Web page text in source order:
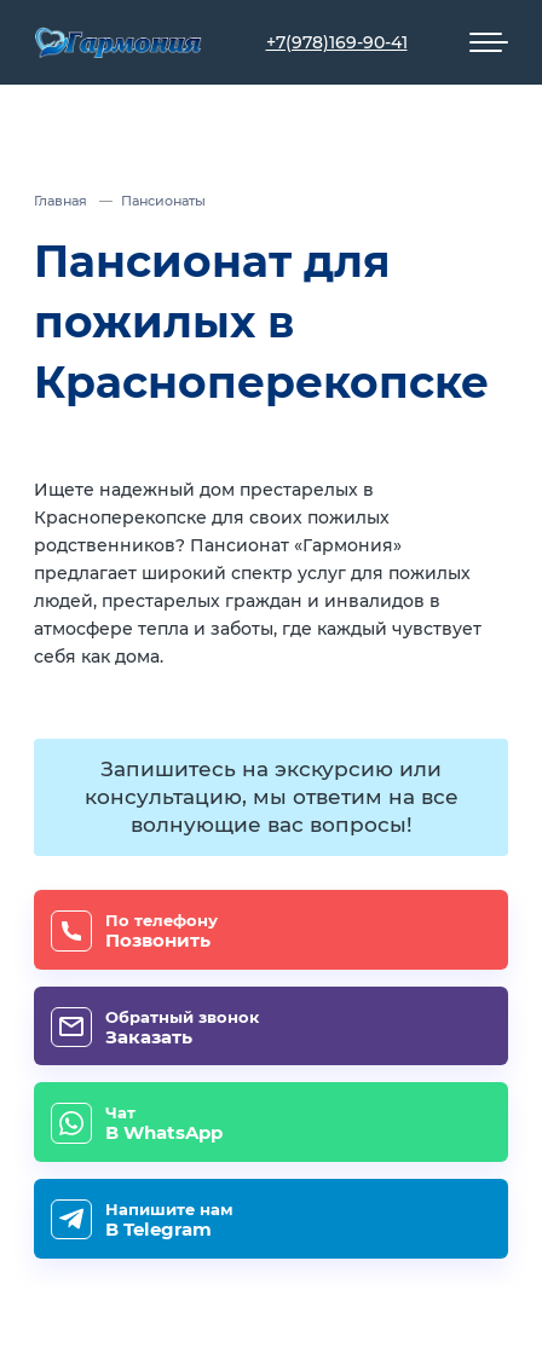
+7(978)169-90-41
Главная Пансионаты
Пансионат для
пожилых в
Красноперекопске
Ищете надежный дом престарелых в
Красноперекопске для своих пожилых
родственников? Пансионат «Гармония»
предлагает широкий спектр услуг для пожилых
людей, престарелых граждан и инвалидов в
атмосфере тепла и заботы, где каждый чувствует
себя как дома.
Запишитесь на экскурсию или
консультацию, мы ответим на все
волнующие вас вопросы!
По телефону
Позвонить
Обратный звонок
Заказать
Чат
В WhatsApp
Напишите нам
В Telegram